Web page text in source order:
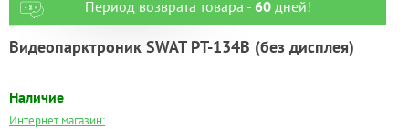
Период возврата товара - 60дней!
Видеопарктроник SWAT PT-134B (без дисплея)
Наличие
Интернет магазин: